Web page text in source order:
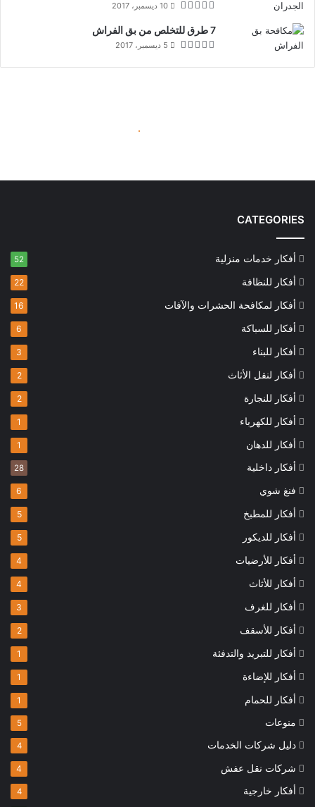
10 ديسمبر، 2017
7 طرق للتخلص من بق الفراش
5 ديسمبر، 2017
CATEGORIES
أفكار خدمات منزلية 52
أفكار للنظافة 22
أفكار لمكافحة الحشرات والآفات 16
أفكار للسباكة 6
أفكار للبناء 3
أفكار لنقل الأثاث 2
أفكار للنجارة 2
أفكار للكهرباء 1
أفكار للدهان 1
أفكار داخلية 28
فنغ شوي 6
أفكار للمطبخ 5
أفكار للديكور 5
أفكار للأرضيات 4
أفكار للأثاث 4
أفكار للغرف 3
أفكار للأسقف 2
أفكار للتبريد والتدفئة 1
أفكار للإضاءة 1
أفكار للحمام 1
منوعات 5
دليل شركات الخدمات 4
شركات نقل عفش 4
أفكار خارجية 4